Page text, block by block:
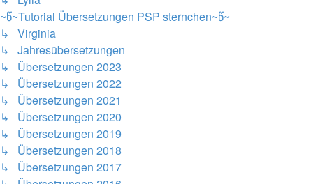
~წ~Tutorial Übersetzungen PSP sternchen~წ~
↳ Virginia
↳ Jahresübersetzungen
↳ Übersetzungen 2023
↳ Übersetzungen 2022
↳ Übersetzungen 2021
↳ Übersetzungen 2020
↳ Übersetzungen 2019
↳ Übersetzungen 2018
↳ Übersetzungen 2017